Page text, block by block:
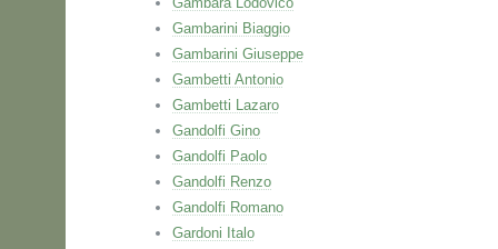
Gambarini Biaggio
Gambarini Giuseppe
Gambetti Antonio
Gambetti Lazaro
Gandolfi Gino
Gandolfi Paolo
Gandolfi Renzo
Gandolfi Romano
Gardoni Italo